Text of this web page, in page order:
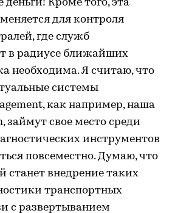
деньги! Кроме того, эта
для контроля
где служб
в радиусе ближайших
необходима. Я считаю, что
системы
как например, наша
займут свое место среди
инструментов
повсеместно. Думаю, что
станет внедрение таких
транспортных
с развертыванием